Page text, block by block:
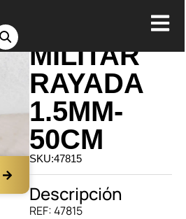
MILITAR
RAYADA
1.5MM-
50CM
SKU:47815
Descripción
REF: 47815